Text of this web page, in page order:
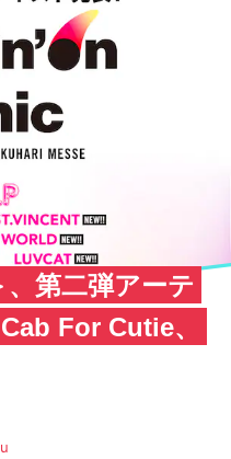
第二弾アーテ
For Cutie、